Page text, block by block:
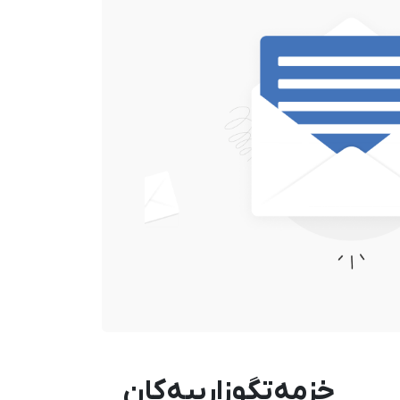
خزمەتگوزارییەکان